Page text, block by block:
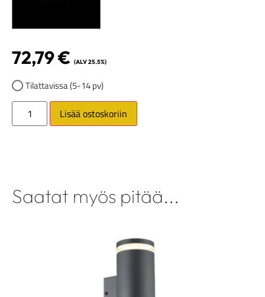
72,79€ (ALV 25.5%)
Tilattavissa (5-14 pv)
Lisää ostoskoriin
Saatat myös pitää...